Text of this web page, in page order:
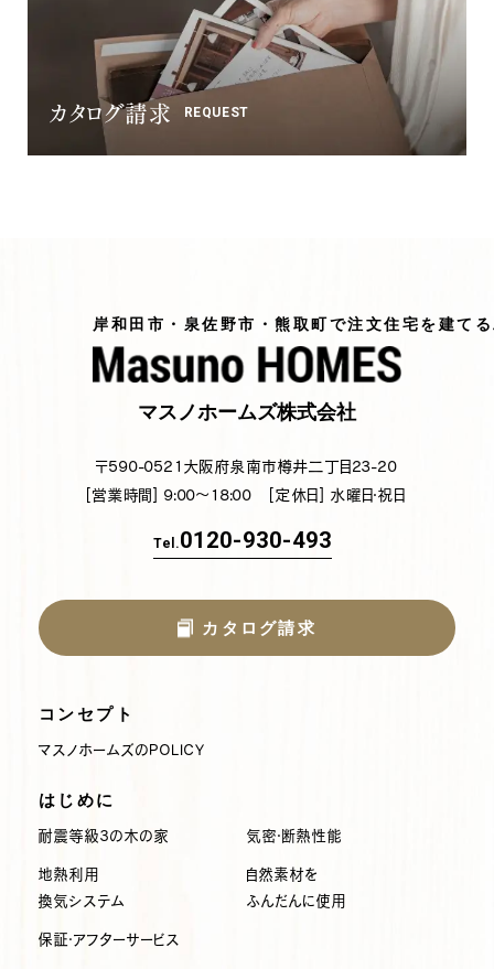
カタログ請求 REQUEST
岸和田市・泉佐野市・熊取町で注文住宅を建て
マスノホームズ株式会社
〒590-0521 大阪府泉南市樽井二丁目23-20
[営業時間] 9:00～18:00
[定休日] 水曜日・祝日
Tel.0120-930-493
カタログ請求
コンセプト
マスノホームズのPOLICY
はじめに
耐震等級3の木の家 気密・断熱性能
地熱利用
換気システム
自然素材を
ふんだんに使用
保証・アフターサービス